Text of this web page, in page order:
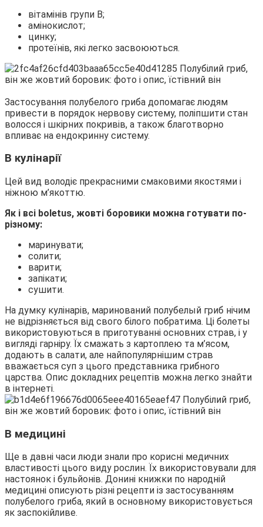
вітамінів групи В;
амінокислот;
цинку;
протеїнів, які легко засвоюються.
Застосування полубелого гриба допомагає людям
привести в порядок нервову систему, поліпшити стан
волосся і шкірних покривів, а також благотворно
впливає на ендокринну систему.
В кулінарії
Цей вид володіє прекрасними смаковими якостями і
ніжною м’якоттю.
Як і всі boletus, жовті боровики можна готувати по-
різному:
маринувати;
солити;
варити;
запікати;
сушити.
На думку кулінарів, маринований полубелый гриб нічим
не відрізняється від свого білого побратима. Ці болеты
використовуються в приготуванні основних страв, і у
вигляді гарніру. Їх смажать з картоплею та м’ясом,
додають в салати, але найпопулярнішим страв
вважається суп з цього представника грибного
царства. Опис докладних рецептів можна легко знайти
в інтернеті.
В медицині
Ще в давні часи люди знали про корисні медичних
властивості цього виду рослин. Їх використовували для
настоянок і бульйонів. Донині книжки по народній
медицині описують різні рецепти із застосуванням
полубелого гриба, який в основному використовується
як заспокійливе.